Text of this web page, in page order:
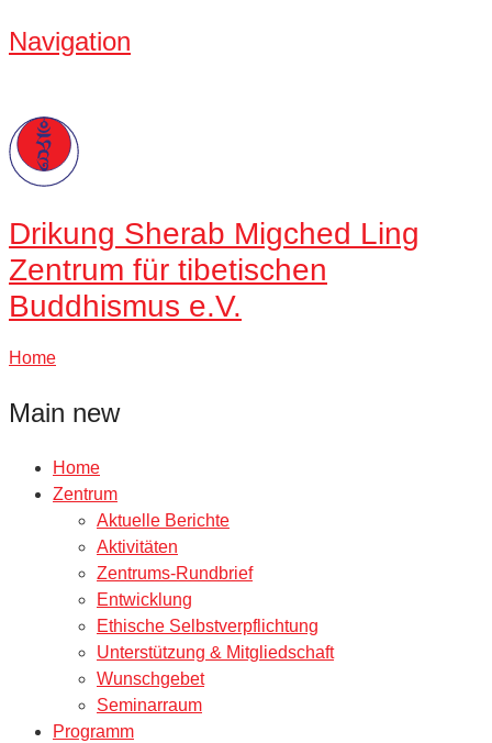
Navigation
Drikung Sherab Migched Ling
Zentrum für tibetischen
Buddhismus e.V.
Home
Main new
Home
Zentrum
Aktuelle Berichte
Aktivitäten
Zentrums-Rundbrief
Entwicklung
Ethische Selbstverpflichtung
Unterstützung & Mitgliedschaft
Wunschgebet
Seminarraum
Programm